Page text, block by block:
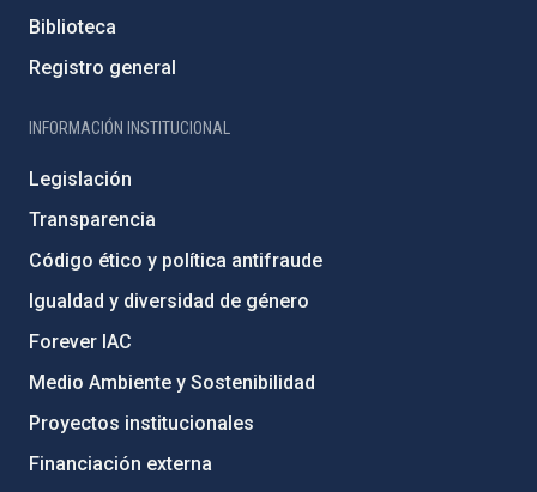
Biblioteca
Registro general
INFORMACIÓN INSTITUCIONAL
Legislación
Transparencia
Código ético y política antifraude
Igualdad y diversidad de género
Forever IAC
Medio Ambiente y Sostenibilidad
Proyectos institucionales
Financiación externa